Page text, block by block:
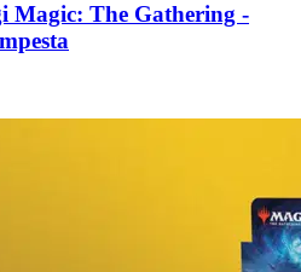
Magic: The Gathering -